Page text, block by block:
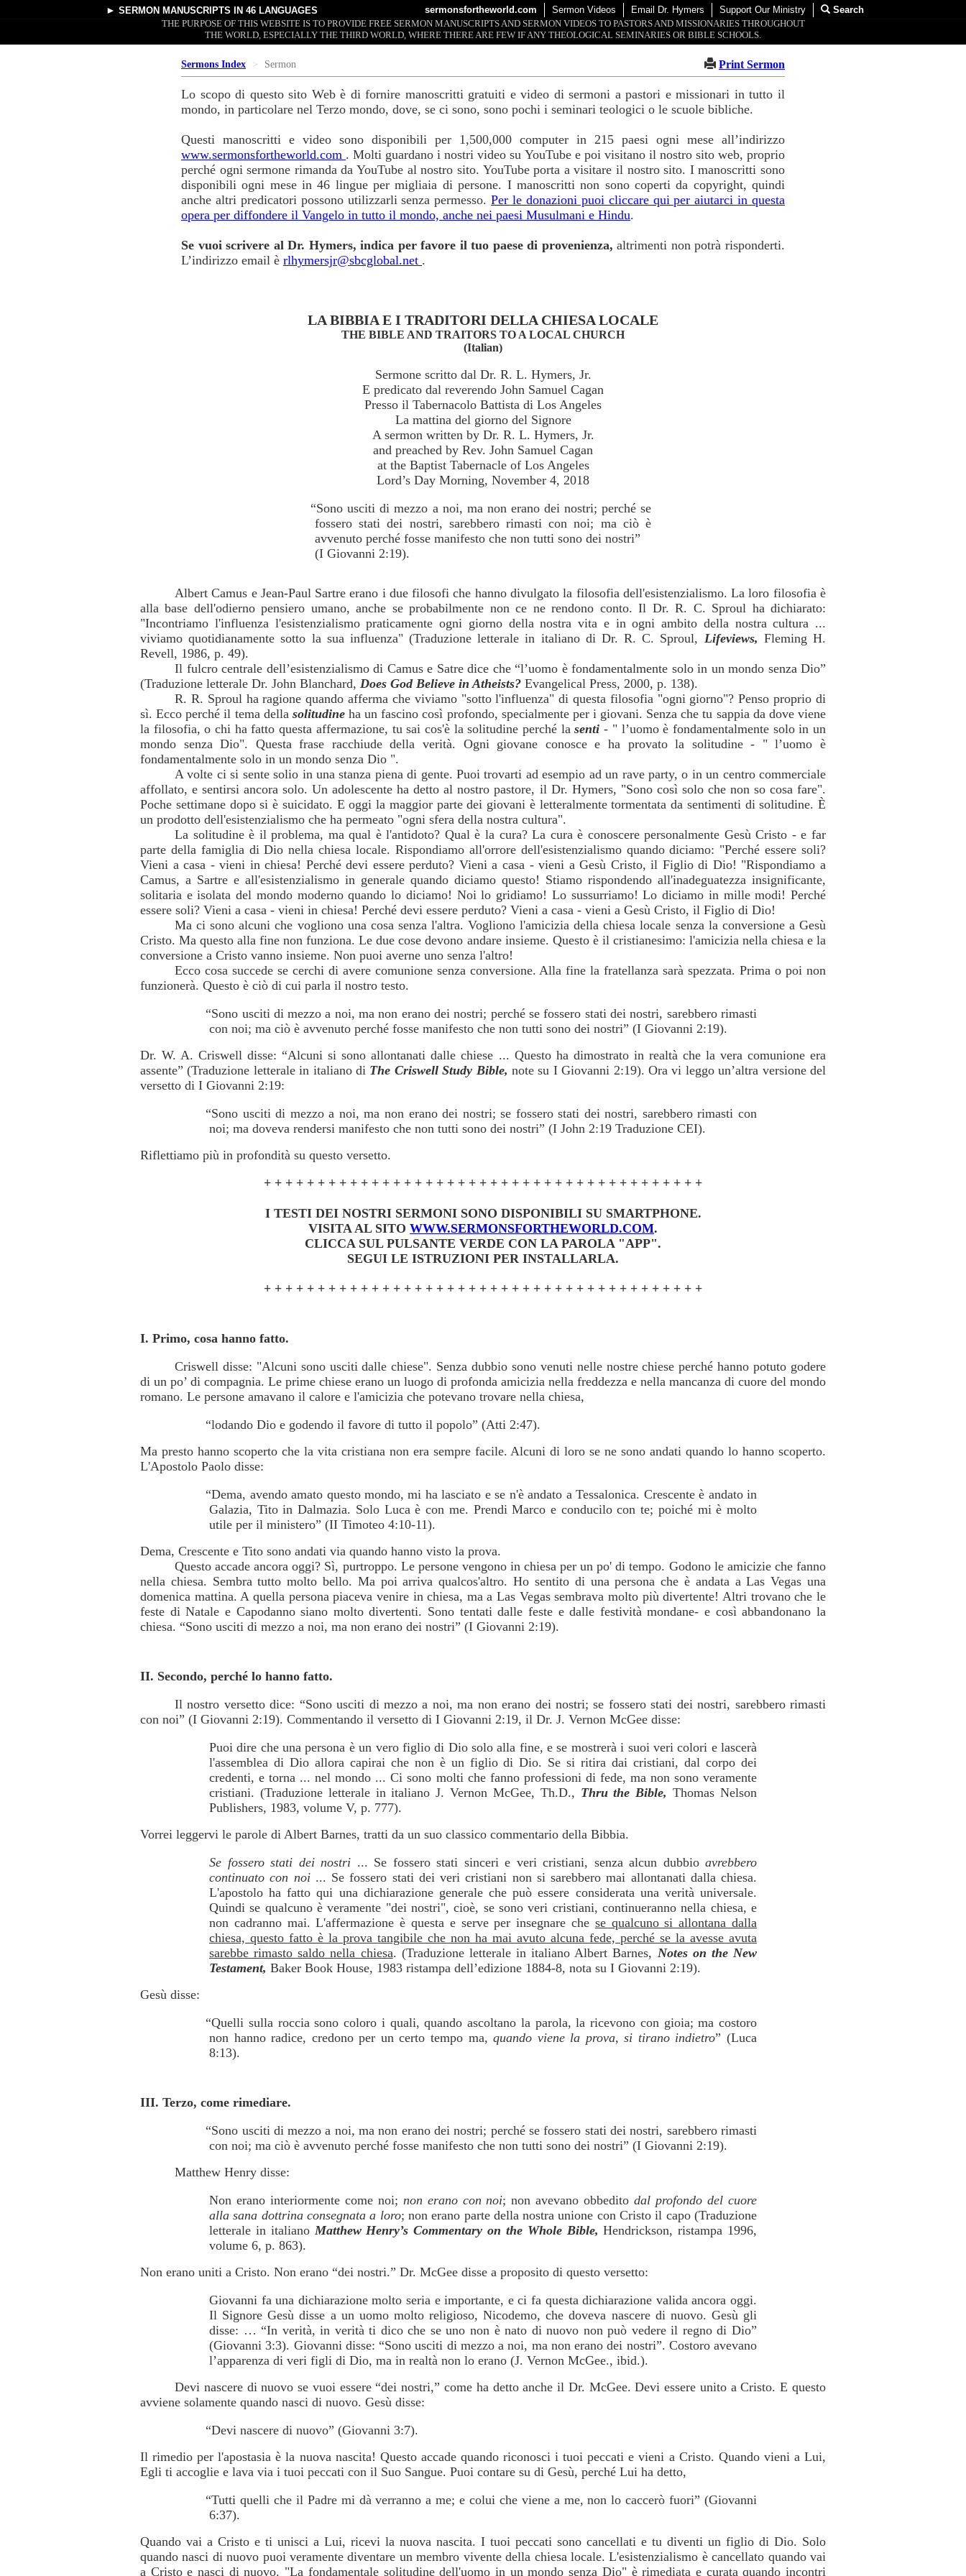
► SERMON MANUSCRIPTS IN 46 LANGUAGES sermonsfortheworld.com Sermon Videos Email Dr. Hymers Support Our Ministry
Search
THE PURPOSE OF THIS WEBSITE IS TO PROVIDE FREE SERMON MANUSCRIPTS AND SERMON VIDEOS TO PASTORS AND MISSIONARIES THROUGHOUT
THE WORLD, ESPECIALLY THE THIRD WORLD, WHERE THERE ARE FEW IF ANY THEOLOGICAL SEMINARIES OR BIBLE SCHOOLS.
Sermons Index Sermon Print Sermon
Lo scopo di questo sito Web è di fornire manoscritti gratuiti e video di sermoni a pastori e missionari in tutto il
mondo, in particolare nel Terzo mondo, dove, se ci sono, sono pochi i seminari teologici o le scuole bibliche.
Questi manoscritti e video sono disponibili per 1,500,000 computer in 215 paesi ogni mese all’indirizzo
www.sermonsfortheworld.com . Molti guardano i nostri video su YouTube e poi visitano il nostro sito web, proprio
perché ogni sermone rimanda da YouTube al nostro sito. YouTube porta a visitare il nostro sito. I manoscritti sono
disponibili ogni mese in 46 lingue per migliaia di persone. I manoscritti non sono coperti da copyright, quindi
anche altri predicatori possono utilizzarli senza permesso.Per le donazioni puoi cliccare qui per aiutarci in questa
opera per diffondere il Vangelo in tutto il mondo, anche nei paesi Musulmani e Hindu.
Se vuoi scrivere al Dr. Hymers, indica per favore il tuo paese di provenienza, altrimenti non potrà risponderti.
L’indirizzo email è rlhymersjr@sbcglobal.net .
LA BIBBIA E I TRADITORI DELLA CHIESA LOCALE
THE BIBLE AND TRAITORS TO A LOCAL CHURCH
(Italian)
Sermone scritto dal Dr. R. L. Hymers, Jr.
E predicato dal reverendo John Samuel Cagan
Presso il Tabernacolo Battista di Los Angeles
La mattina del giorno del Signore
A sermon written by Dr. R. L. Hymers, Jr.
and preached by Rev. John Samuel Cagan
at the Baptist Tabernacle of Los Angeles
Lord’s Day Morning, November 4, 2018
“Sono usciti di mezzo a noi, ma non erano dei nostri; perché se
fossero stati dei nostri, sarebbero rimasti con noi; ma ciò è
avvenuto perché fosse manifesto che non tutti sono dei nostri”
(I Giovanni 2:19).
Albert Camus e Jean-Paul Sartre erano i due filosofi che hanno divulgato la filosofia dell'esistenzialismo. La loro filosofia è
alla base dell'odierno pensiero umano, anche se probabilmente non ce ne rendono conto. Il Dr. R. C. Sproul ha dichiarato:
"Incontriamo l'influenza l'esistenzialismo praticamente ogni giorno della nostra vita e in ogni ambito della nostra cultura ...
viviamo quotidianamente sotto la sua influenza" (Traduzione letterale in italiano di Dr. R. C. Sproul, Lifeviews, Fleming H.
Revell, 1986, p. 49).
Il fulcro centrale dell’esistenzialismo di Camus e Satre dice che “l’uomo è fondamentalmente solo in un mondo senza Dio”
(Traduzione letterale Dr. John Blanchard, Does God Believe in Atheists? Evangelical Press, 2000, p. 138).
R. R. Sproul ha ragione quando afferma che viviamo "sotto l'influenza" di questa filosofia "ogni giorno"? Penso proprio di
sì. Ecco perché il tema della solitudineha un fascino così profondo, specialmente per i giovani. Senza che tu sappia da dove viene
la filosofia, o chi ha fatto questa affermazione, tu sai cos'è la solitudine perché lasenti - " l’uomo è fondamentalmente solo in un
mondo senza Dio". Questa frase racchiude della verità. Ogni giovane conosce e ha provato la solitudine - " l’uomo è
fondamentalmente solo in un mondo senza Dio ".
A volte ci si sente solio in una stanza piena di gente. Puoi trovarti ad esempio ad un rave party, o in un centro commerciale
affollato, e sentirsi ancora solo. Un adolescente ha detto al nostro pastore, il Dr. Hymers, "Sono così solo che non so cosa fare".
Poche settimane dopo si è suicidato. E oggi la maggior parte dei giovani è letteralmente tormentata da sentimenti di solitudine. È
un prodotto dell'esistenzialismo che ha permeato "ogni sfera della nostra cultura".
La solitudine è il problema, ma qual è l'antidoto? Qual è la cura? La cura è conoscere personalmente Gesù Cristo - e far
parte della famiglia di Dio nella chiesa locale. Rispondiamo all'orrore dell'esistenzialismo quando diciamo: "Perché essere soli?
Vieni a casa - vieni in chiesa! Perché devi essere perduto? Vieni a casa - vieni a Gesù Cristo, il Figlio di Dio! "Rispondiamo a
Camus, a Sartre e all'esistenzialismo in generale quando diciamo questo! Stiamo rispondendo all'inadeguatezza insignificante,
solitaria e isolata del mondo moderno quando lo diciamo! Noi lo gridiamo! Lo sussurriamo! Lo diciamo in mille modi! Perché
essere soli? Vieni a casa - vieni in chiesa! Perché devi essere perduto? Vieni a casa - vieni a Gesù Cristo, il Figlio di Dio!
Ma ci sono alcuni che vogliono una cosa senza l'altra. Vogliono l'amicizia della chiesa locale senza la conversione a Gesù
Cristo. Ma questo alla fine non funziona. Le due cose devono andare insieme. Questo è il cristianesimo: l'amicizia nella chiesa e la
conversione a Cristo vanno insieme. Non puoi averne uno senza l'altro!
Ecco cosa succede se cerchi di avere comunione senza conversione. Alla fine la fratellanza sarà spezzata. Prima o poi non
funzionerà. Questo è ciò di cui parla il nostro testo.
“Sono usciti di mezzo a noi, ma non erano dei nostri; perché se fossero stati dei nostri, sarebbero rimasti
con noi; ma ciò è avvenuto perché fosse manifesto che non tutti sono dei nostri” (I Giovanni 2:19).
Dr. W. A. Criswell disse: “Alcuni si sono allontanati dalle chiese ... Questo ha dimostrato in realtà che la vera comunione era
assente” (Traduzione letterale in italiano di The Criswell Study Bible, note su I Giovanni 2:19). Ora vi leggo un’altra versione del
versetto di I Giovanni 2:19:
“Sono usciti di mezzo a noi, ma non erano dei nostri; se fossero stati dei nostri, sarebbero rimasti con
noi; ma doveva rendersi manifesto che non tutti sono dei nostri” (I John 2:19 Traduzione CEI).
Riflettiamo più in profondità su questo versetto.
+ + + + + + + + + + + + + + + + + + + + + + + + + + + + + + + + + + + + + + + + +
I TESTI DEI NOSTRI SERMONI SONO DISPONIBILI SU SMARTPHONE.
VISITA AL SITO WWW.SERMONSFORTHEWORLD.COM.
CLICCA SUL PULSANTE VERDE CON LA PAROLA "APP".
SEGUI LE ISTRUZIONI PER INSTALLARLA.
+ + + + + + + + + + + + + + + + + + + + + + + + + + + + + + + + + + + + + + + + +
I. Primo, cosa hanno fatto.
Criswell disse: "Alcuni sono usciti dalle chiese". Senza dubbio sono venuti nelle nostre chiese perché hanno potuto godere
di un po’ di compagnia. Le prime chiese erano un luogo di profonda amicizia nella freddezza e nella mancanza di cuore del mondo
romano. Le persone amavano il calore e l'amicizia che potevano trovare nella chiesa,
“lodando Dio e godendo il favore di tutto il popolo” (Atti 2:47).
Ma presto hanno scoperto che la vita cristiana non era sempre facile. Alcuni di loro se ne sono andati quando lo hanno scoperto.
L'Apostolo Paolo disse:
“Dema, avendo amato questo mondo, mi ha lasciato e se n'è andato a Tessalonica. Crescente è andato in
Galazia, Tito in Dalmazia. Solo Luca è con me. Prendi Marco e conducilo con te; poiché mi è molto
utile per il ministero” (II Timoteo 4:10-11).
Dema, Crescente e Tito sono andati via quando hanno visto la prova.
Questo accade ancora oggi? Sì, purtroppo. Le persone vengono in chiesa per un po' di tempo. Godono le amicizie che fanno
nella chiesa. Sembra tutto molto bello. Ma poi arriva qualcos'altro. Ho sentito di una persona che è andata a Las Vegas una
domenica mattina. A quella persona piaceva venire in chiesa, ma a Las Vegas sembrava molto più divertente! Altri trovano che le
feste di Natale e Capodanno siano molto divertenti. Sono tentati dalle feste e dalle festività mondane- e così abbandonano la
chiesa. “Sono usciti di mezzo a noi, ma non erano dei nostri” (I Giovanni 2:19).
II. Secondo, perché lo hanno fatto.
Il nostro versetto dice: “Sono usciti di mezzo a noi, ma non erano dei nostri; se fossero stati dei nostri, sarebbero rimasti
con noi” (I Giovanni 2:19). Commentando il versetto di I Giovanni 2:19, il Dr. J. Vernon McGee disse:
Puoi dire che una persona è un vero figlio di Dio solo alla fine, e se mostrerà i suoi veri colori e lascerà
l'assemblea di Dio allora capirai che non è un figlio di Dio. Se si ritira dai cristiani, dal corpo dei
credenti, e torna ... nel mondo ... Ci sono molti che fanno professioni di fede, ma non sono veramente
cristiani. (Traduzione letterale in italiano J. Vernon McGee, Th.D., Thru the Bible, Thomas Nelson
Publishers, 1983, volume V, p. 777).
Vorrei leggervi le parole di Albert Barnes, tratti da un suo classico commentario della Bibbia.
Se fossero stati dei nostri ... Se fossero stati sinceri e veri cristiani, senza alcun dubbio avrebbero
continuato con noi... Se fossero stati dei veri cristiani non si sarebbero mai allontanati dalla chiesa.
L'apostolo ha fatto qui una dichiarazione generale che può essere considerata una verità universale.
Quindi se qualcuno è veramente "dei nostri", cioè, se sono veri cristiani, continueranno nella chiesa, e
non cadranno mai. L'affermazione è questa e serve per insegnare che se qualcuno si allontana dalla
chiesa, questo fatto è la prova tangibile che non ha mai avuto alcuna fede, perché se la avesse avuta
sarebbe rimasto saldo nella chiesa. (Traduzione letterale in italiano Albert Barnes, Notes on the New
Testament, Baker Book House, 1983 ristampa dell’edizione 1884-8, nota su I Giovanni 2:19).
Gesù disse:
“Quelli sulla roccia sono coloro i quali, quando ascoltano la parola, la ricevono con gioia; ma costoro
non hanno radice, credono per un certo tempo ma,quando viene la prova, si tirano indietro” (Luca
8:13).
III. Terzo, come rimediare.
“Sono usciti di mezzo a noi, ma non erano dei nostri; perché se fossero stati dei nostri, sarebbero rimasti
con noi; ma ciò è avvenuto perché fosse manifesto che non tutti sono dei nostri” (I Giovanni 2:19).
Matthew Henry disse:
Non erano interiormente come noi; non erano con noi; non avevano obbeditodal profondo del cuore
alla sana dottrina consegnata a loro; non erano parte della nostra unione con Cristo il capo (Traduzione
letterale in italianoMatthew Henry’s Commentary on the Whole Bible, Hendrickson, ristampa 1996,
volume 6, p. 863).
Non erano uniti a Cristo. Non erano “dei nostri.” Dr. McGee disse a proposito di questo versetto:
Giovanni fa una dichiarazione molto seria e importante, e ci fa questa dichiarazione valida ancora oggi.
Il Signore Gesù disse a un uomo molto religioso, Nicodemo, che doveva nascere di nuovo. Gesù gli
disse: … “In verità, in verità ti dico che se uno non è nato di nuovo non può vedere il regno di Dio”
(Giovanni 3:3). Giovanni disse: “Sono usciti di mezzo a noi, ma non erano dei nostri”. Costoro avevano
l’apparenza di veri figli di Dio, ma in realtà non lo erano (J. Vernon McGee., ibid.).
Devi nascere di nuovo se vuoi essere “dei nostri,” come ha detto anche il Dr. McGee. Devi essere unito a Cristo. E questo
avviene solamente quando nasci di nuovo. Gesù disse:
“Devi nascere di nuovo” (Giovanni 3:7).
Il rimedio per l'apostasia è la nuova nascita! Questo accade quando riconosci i tuoi peccati e vieni a Cristo. Quando vieni a Lui,
Egli ti accoglie e lava via i tuoi peccati con il Suo Sangue. Puoi contare su di Gesù, perché Lui ha detto,
“Tutti quelli che il Padre mi dà verranno a me; e colui che viene a me, non lo caccerò fuori” (Giovanni
6:37).
Quando vai a Cristo e ti unisci a Lui, ricevi la nuova nascita. I tuoi peccati sono cancellati e tu diventi un figlio di Dio. Solo
quando nasci di nuovo puoi veramente diventare un membro vivente della chiesa locale. L'esistenzialismo è cancellato quando vai
a Cristo e nasci di nuovo. "La fondamentale solitudine dell'uomo in un mondo senza Dio" è rimediata e curata quando incontri